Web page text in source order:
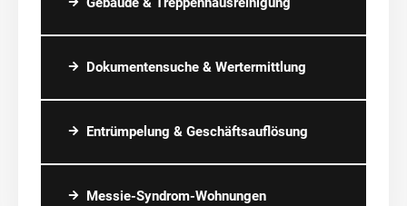
Dokumentensuche & Wertermittlung
Entrümpelung & Geschäftsauflösung
Messie-Syndrom-Wohnungen